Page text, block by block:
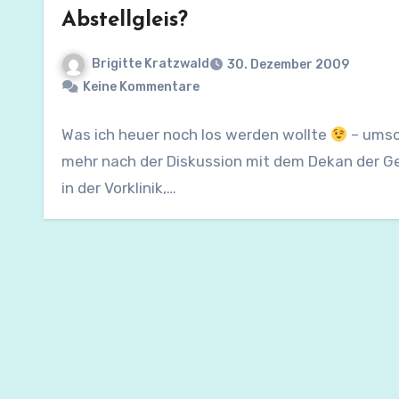
Abstellgleis?
Brigitte Kratzwald
30. Dezember 2009
Keine Kommentare
Was ich heuer noch los werden wollte
–
mehr nach der Diskussion mit dem Dekan der
in der Vorklinik,…